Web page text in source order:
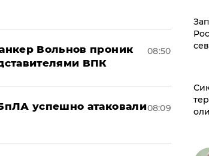
Вольнов проник
ВПК
08:50
успешно атаковали08:09